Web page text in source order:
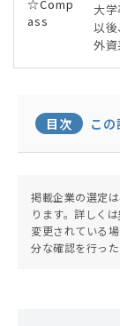
大学
以
外資
援に
目次 こ
掲載企業の選定
ります。詳しくは
変更されている
分な確認を行っ